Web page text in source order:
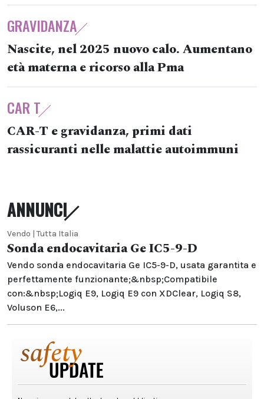
GRAVIDANZA
Nascite, nel 2025 nuovo calo. Aumentano
età materna e ricorso alla Pma
CAR T
CAR-T e gravidanza, primi dati
rassicuranti nelle malattie autoimmuni
ANNUNCI
Vendo | Tutta Italia
Sonda endocavitaria Ge IC5-9-D
Vendo sonda endocavitaria Ge IC5-9-D, usata garantita e
perfettamente funzionante;&nbsp;Compatibile
con:&nbsp;Logiq E9, Logiq E9 con XDClear, Logiq S8,
Voluson E6,...